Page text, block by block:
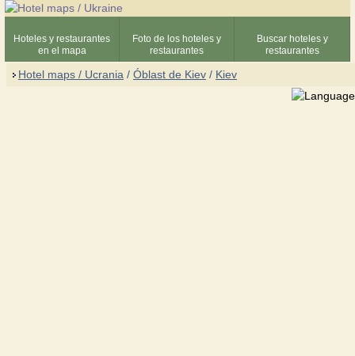
Hoteles y restaurantes
en el mapa
Foto de los hoteles y
restaurantes
Buscar hoteles y
restaurantes
Hotel maps / Ucrania / Óblast de Kiev / Kiev